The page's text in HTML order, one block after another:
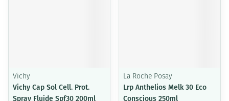
Vichy
Vichy Cap Sol Cell. Prot.
Spray Fluide Spf30 200ml
La Roche Posay
Lrp Anthelios Melk 30 Eco
Conscious 250ml